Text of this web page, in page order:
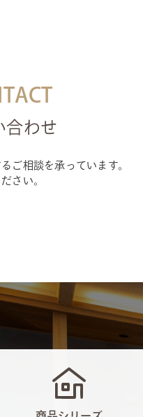
合わせ
ご相談を承っています。
さい。